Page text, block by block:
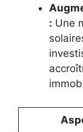
: Une